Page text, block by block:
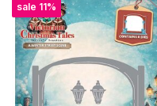
sale 11%